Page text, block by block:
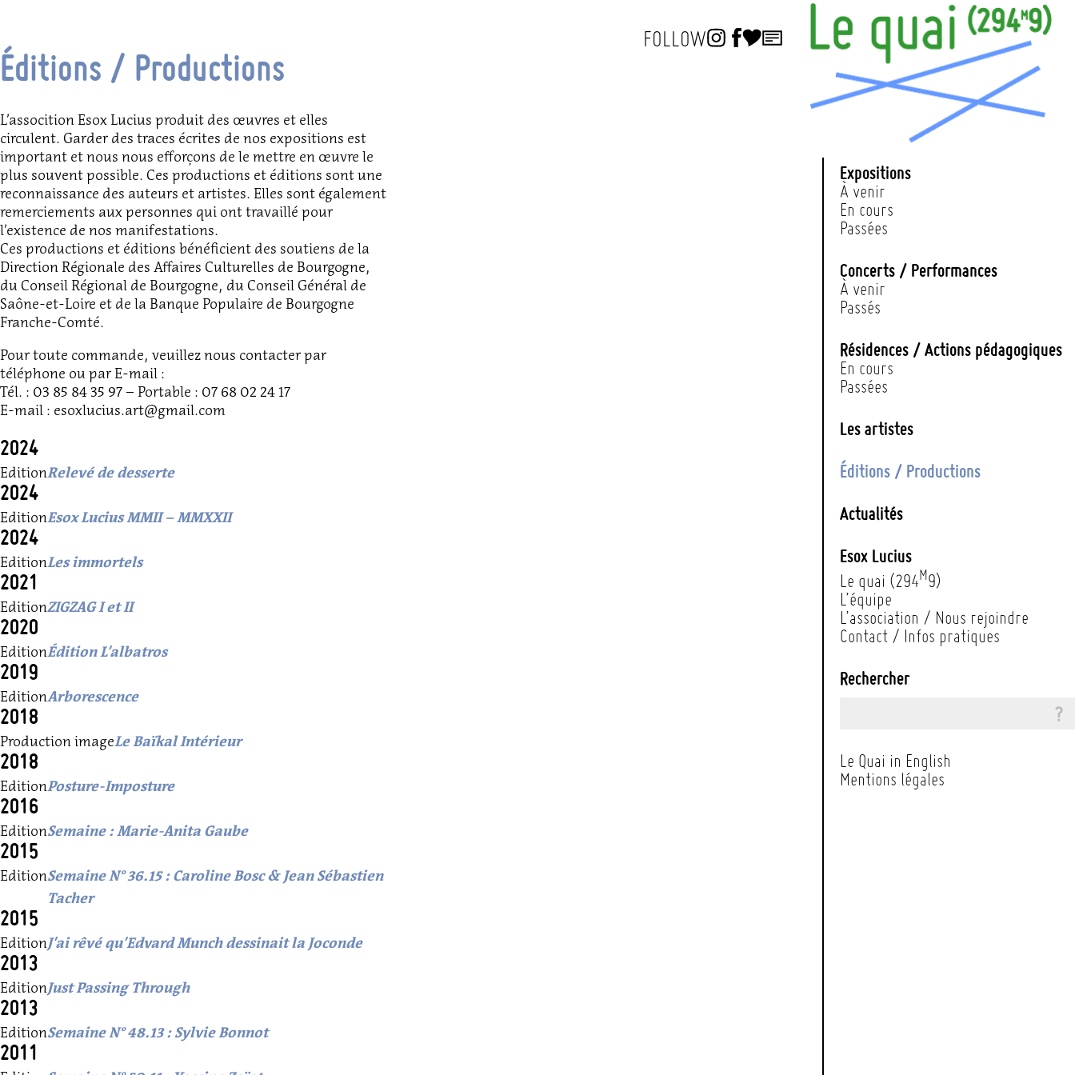
FOLLOW
Expositions
À venir
En cours
Passées
Concerts / Performances
À venir
Passés
Résidences / Actions pédagogiques
En cours
Passées
Les artistes
Éditions / Productions
Actualités
Esox Lucius
Le quai (294M9)
L’équipe
L’association / Nous rejoindre
Contact / Infos pratiques
Rechercher
Le Quai in English
Mentions légales
Éditions / Productions
L’assocition Esox Lucius produit des œuvres et elles
circulent. Garder des traces écrites de nos expositions est
important et nous nous efforçons de le mettre en œuvre le
plus souvent possible. Ces productions et éditions sont une
reconnaissance des auteurs et artistes. Elles sont également
remerciements aux personnes qui ont travaillé pour
l’existence de nos manifestations.
Ces productions et éditions bénéficient des soutiens de la
Direction Régionale des Affaires Culturelles de Bourgogne,
du Conseil Régional de Bourgogne, du Conseil Général de
Saône-et-Loire et de la Banque Populaire de Bourgogne
Franche-Comté.
Pour toute commande, veuillez nous contacter par
téléphone ou par E-mail :
Tél. : 03 85 84 35 97 – Portable : 07 68 02 24 17
E-mail : esoxlucius.art@gmail.com
2024
EditionRelevé de desserte
2024
EditionEsox Lucius MMII – MMXXII
2024
EditionLes immortels
2021
EditionZIGZAG I et II
2020
EditionÉdition L’albatros
2019
EditionArborescence
2018
Production imageLe Baïkal Intérieur
2018
EditionPosture-Imposture
2016
EditionSemaine : Marie-Anita Gaube
2015
EditionSemaine N° 36.15 : Caroline Bosc & Jean Sébastien
Tacher
2015
EditionJ’ai rêvé qu’Edvard Munch dessinait la Joconde
2013
EditionJust Passing Through
2013
EditionSemaine N° 48.13 : Sylvie Bonnot
2011